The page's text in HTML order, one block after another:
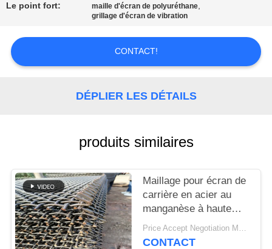
NOUVELLES
DEMANDEZ
CITATION
PRIVACY
POLICY
Le point fort: maille d'écran de polyuréthane,
grillage d'écran de vibration
CONTACT!
DÉPLIER LES DÉTAILS
produits similaires
Maillage pour écran de
carrière en acier au
manganèse à haute
résistance pour la
séparation du sable et
Price Accept Negotiation MOQ:10 pièces
CONTACT